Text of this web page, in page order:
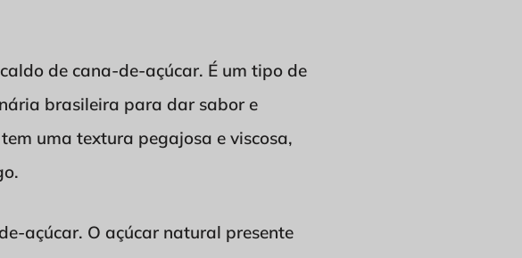
de cana-de-açúcar. É um tipo de
brasileira para dar sabor e
uma textura pegajosa e viscosa,
açúcar. O açúcar natural presente